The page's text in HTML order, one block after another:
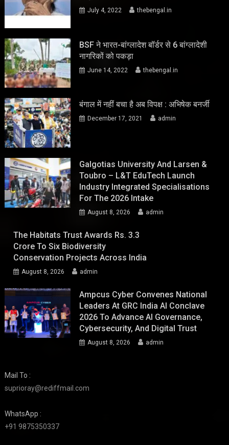
July 4, 2022 thebengal.in
BSF ने भारत-बांग्लादेश बॉर्डर से 6 बांग्लादेशी
नागरिकों को पकड़ा
June 14, 2022 thebengal.in
बंगाल में नहीं बचा है अब विपक्ष : अभिषेक बनर्जी
December 17, 2021 admin
Galgotias University And Larsen &
Toubro – L&T EduTech Launch
Industry Integrated Specialisations
For The 2026 Intake
August 8, 2026 admin
The Habitats Trust Awards Rs. 3.3
Crore To Six Biodiversity
Conservation Projects Across India
August 8, 2026 admin
Ampcus Cyber Convenes National
Leaders At GRC India AI Conclave
2026 To Advance AI Governance,
Cybersecurity, And Digital Trust
August 8, 2026 admin
Mail To :
suprioray@rediffmail.com
WhatsApp :
+91 9875350337